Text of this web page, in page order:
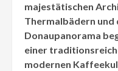
majestätischen
Thermalbädern und
Donaupanorama
einer
modernen